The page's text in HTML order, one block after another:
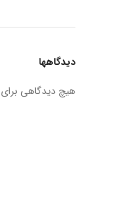
دیدگاهها
هیچ دیدگاهی